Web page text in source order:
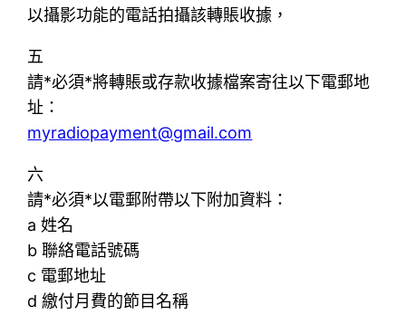
以攝影功能的電話拍攝該轉賬收據，
五
請*必須*將轉賬或存款收據檔案寄往以下電郵地
址：
myradiopayment@gmail.com
六
請*必須*以電郵附帶以下附加資料：
a 姓名
b 聯絡電話號碼
c 電郵地址
d 繳付月費的節目名稱